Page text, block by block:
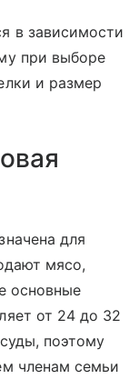
в зависимости
при выборе
и размер
для
мясо,
основные
от 24 до 32
поэтому
членам семьи